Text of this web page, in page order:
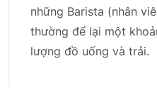
những Barista (nhân
thường để lại một
lượng đồ uống và trải.